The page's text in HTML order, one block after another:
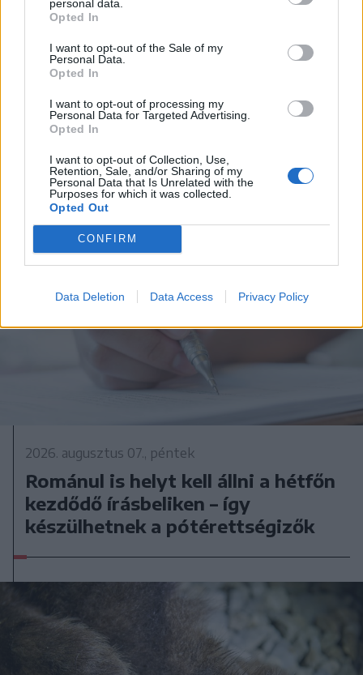
personal data.
Opted In
I want to opt-out of the Sale of my
Personal Data.
Opted In
I want to opt-out of processing my
Personal Data for Targeted Advertising.
Opted In
I want to opt-out of Collection, Use,
Retention, Sale, and/or Sharing of my
Personal Data that Is Unrelated with the
Purposes for which it was collected.
Opted Out
CONFIRM
Data Deletion Data Access Privacy Policy
2026. augusztus 07., péntek
Emberi sorsokat, érzelmeket
mutat be a Magyar Menyasszony
kiállítás
2026. augusztus 07., péntek
Románul is helyt kell állni a hétfőn
kezdődő írásbeliken – így
készülhetnek a pótérettségizők